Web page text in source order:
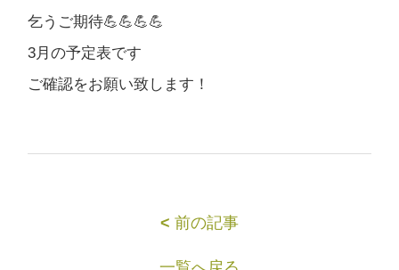
乞うご期待💪💪💪💪
3月の予定表です
ご確認をお願い致します！
< 前の記事